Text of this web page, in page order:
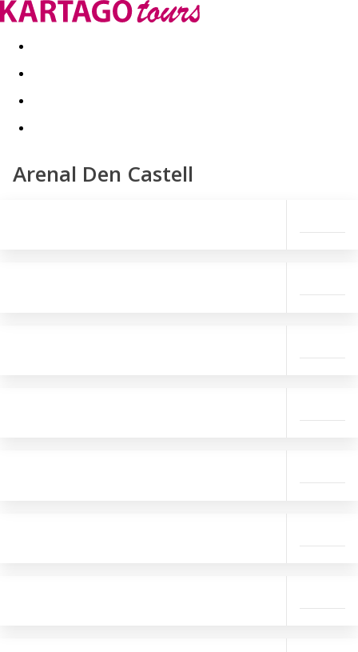
Last minute Dovolenkové kluby
Arenal Den Castell